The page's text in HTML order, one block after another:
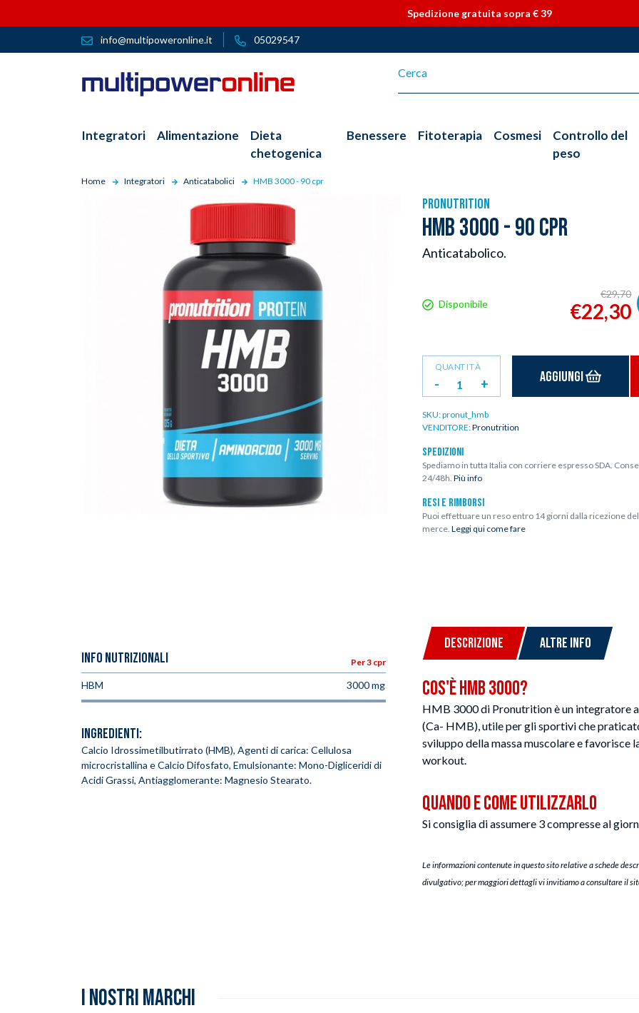
Spedizione gratuita sopra € 39
info@multipoweronline.it 05029547
Integratori Alimentazione
Dieta
chetogenica
Benessere Fitoterapia Cosmesi
Controllo del
peso
Home Integratori Anticatabolici HMB 3000 - 90 cpr
PRONUTRITION
HMB 3000 - 90 CPR
Anticatabolico.
Disponibile
€29,70
€22,30
QUANTITÀ
- + Aggiungi
SKU:pronut_hmb
VENDITORE:Pronutrition
SPEDIZIONI
Spediamo in tutta Italia con corriere espresso SDA.
24/48h. Più info
RESI E RIMBORSI
Puoi effettuare un reso entro 14 giorni dalla ricezione
merce. Leggi qui come fare
INFO NUTRIZIONALI Per 3 cpr
HBM 3000 mg
INGREDIENTI:
Calcio Idrossimetilbutirrato (HMB), Agenti di carica: Cellulosa
microcristallina e Calcio Difosfato, Emulsionante: Mono-Digliceridi di
Acidi Grassi, Antiagglomerante: Magnesio Stearato.
DESCRIZIONE ALTRE INFO
Cos'è HMB 3000?
HMB 3000 di Pronutrition è un integratore
(Ca- HMB), utile per gli sportivi che
sviluppo della massa muscolare e favorisce
workout.
Quando e Come Utilizzarlo
Si consiglia di assumere 3 compresse al
Le informazioni contenute in questo sito relative a schede
divulgativo; per maggiori dettagli vi invitiamo a consultare il
I NOSTRI MARCHI